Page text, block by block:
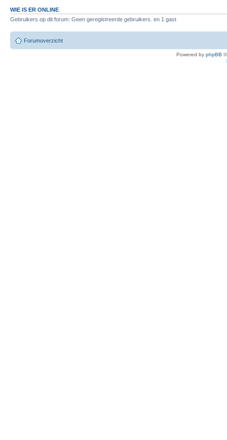
WIE IS ER ONLINE
Gebruikers op dit forum: Geen geregistreerde gebruikers. en 1 gast
Forumoverzicht
Powered by phpBB